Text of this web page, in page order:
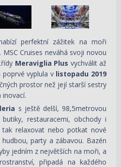
perfektní zážitek na moři
Cruises neváhá svoji novou
Meraviglia Plus vychválit až
poprvé vyplula v listopadu 2019
prostor než její starší sestry
s ještě delší, 98,5metrovou
restauracemi, obchody i
relaxovat nebo potkat nové
party a zábavou. Bazén
jedním z největších na moři, a
připadá na každého